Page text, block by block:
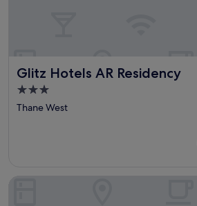
Glitz Hotels AR Residency
Glitz Hotels AR Residency
3.0-
Sterne-
Thane West